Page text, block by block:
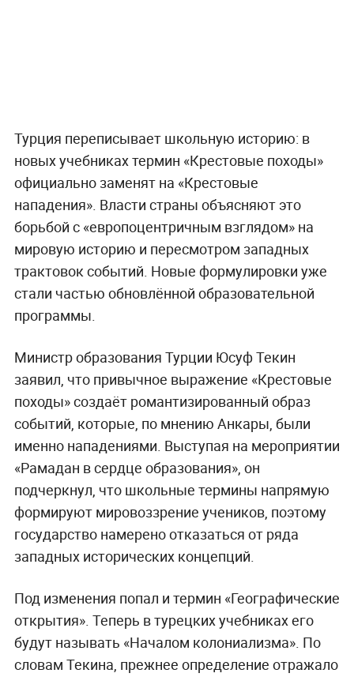
Турция переписывает школьную историю: в
новых учебниках термин «Крестовые походы»
официально заменят на «Крестовые
нападения». Власти страны объясняют это
борьбой с «европоцентричным взглядом» на
мировую историю и пересмотром западных
трактовок событий. Новые формулировки уже
стали частью обновлённой образовательной
программы.
Министр образования Турции Юсуф Текин
заявил, что привычное выражение «Крестовые
походы» создаёт романтизированный образ
событий, которые, по мнению Анкары, были
именно нападениями. Выступая на мероприятии
«Рамадан в сердце образования», он
подчеркнул, что школьные термины напрямую
формируют мировоззрение учеников, поэтому
государство намерено отказаться от ряда
западных исторических концепций.
Под изменения попал и термин «Географические
открытия». Теперь в турецких учебниках его
будут называть «Началом колониализма». По
словам Текина, прежнее определение отражало